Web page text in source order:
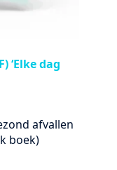
‘Elke dag
afvallen
boek)